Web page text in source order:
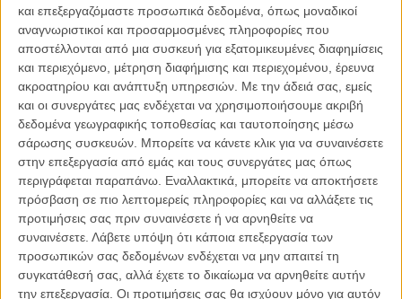
και επεξεργαζόμαστε προσωπικά δεδομένα, όπως μοναδικοί
αναγνωριστικοί και προσαρμοσμένες πληροφορίες που
αποστέλλονται από μια συσκευή για εξατομικευμένες διαφημίσεις
και περιεχόμενο, μέτρηση διαφήμισης και περιεχομένου, έρευνα
ακροατηρίου και ανάπτυξη υπηρεσιών. Με την άδειά σας, εμείς
και οι συνεργάτες μας ενδέχεται να χρησιμοποιήσουμε ακριβή
δεδομένα γεωγραφικής τοποθεσίας και ταυτοποίησης μέσω
σάρωσης συσκευών. Μπορείτε να κάνετε κλικ για να συναινέσετε
στην επεξεργασία από εμάς και τους συνεργάτες μας όπως
περιγράφεται παραπάνω. Εναλλακτικά, μπορείτε να αποκτήσετε
πρόσβαση σε πιο λεπτομερείς πληροφορίες και να αλλάξετε τις
προτιμήσεις σας πριν συναινέσετε ή να αρνηθείτε να
συναινέσετε. Λάβετε υπόψη ότι κάποια επεξεργασία των
προσωπικών σας δεδομένων ενδέχεται να μην απαιτεί τη
συγκατάθεσή σας, αλλά έχετε το δικαίωμα να αρνηθείτε αυτήν
την επεξεργασία. Οι προτιμήσεις σας θα ισχύουν μόνο για αυτόν
Ανάμεσα στις πιο διάσημες δουλειές του για την τηλεόραση είναι το
σενάριο για το κλασικό επεισόδιο του «Star Trek», «City on the
Edge of Forever», το οποίο προβλήθηκε το 1967 και κρατά ακόμα
τη φήμη ενός από τα καλύτερα της σειράς. Ο ίδιος, ωστόσο, δεν
έμεινε καθόλου ευχαριστημένος από τις αλλαγές που
πραγματοποίησαν οι δημιουργοί της σειράς, κάτι που δεν
σταμάτησε ποτέ να υπογραμμίζει, φτάνοντας μάλιστα να μηνύσει
την CBS Paramount Television σαράντα ολόκληρα χρόνια μετά για
την περαιτέρω εμπορική εκμετάλλευση του επεισοδίου.
Διαβάστε εδώ περισσότερα για το εμβληματικό αυτό
επεισόδιο του «Star Trek»